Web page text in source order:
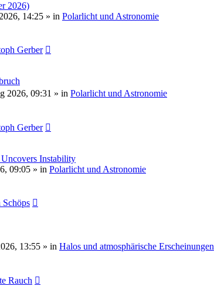
2026)
14:25 » in Polarlicht und Astronomie
Gerber
2026, 09:31 » in Polarlicht und Astronomie
Gerber
Instability
09:05 » in Polarlicht und Astronomie
Schöps
13:55 » in Halos und atmosphärische Erscheinungen
Rauch